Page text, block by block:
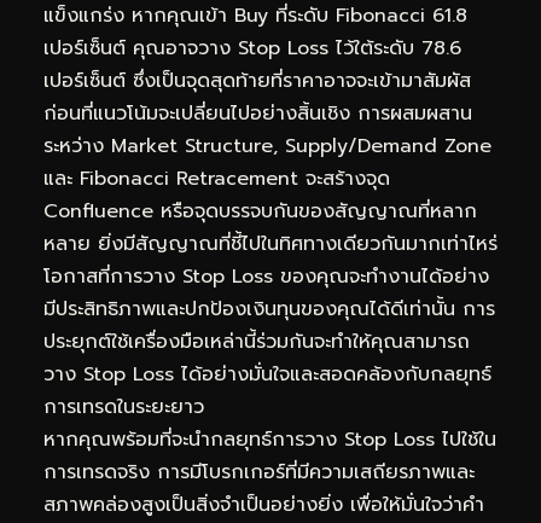
แข็งแกร่ง หากคุณเข้า Buy ที่ระดับ Fibonacci 61.8
เปอร์เซ็นต์ คุณอาจวาง Stop Loss ไว้ใต้ระดับ 78.6
เปอร์เซ็นต์ ซึ่งเป็นจุดสุดท้ายที่ราคาอาจจะเข้ามาสัมผัส
ก่อนที่แนวโน้มจะเปลี่ยนไปอย่างสิ้นเชิง การผสมผสาน
ระหว่าง Market Structure, Supply/Demand Zone
และ Fibonacci Retracement จะสร้างจุด
Confluence หรือจุดบรรจบกันของสัญญาณที่หลาก
หลาย ยิ่งมีสัญญาณที่ชี้ไปในทิศทางเดียวกันมากเท่าไหร่
โอกาสที่การวาง Stop Loss ของคุณจะทำงานได้อย่าง
มีประสิทธิภาพและปกป้องเงินทุนของคุณได้ดีเท่านั้น การ
ประยุกต์ใช้เครื่องมือเหล่านี้ร่วมกันจะทำให้คุณสามารถ
วาง Stop Loss ได้อย่างมั่นใจและสอดคล้องกับกลยุทธ์
การเทรดในระยะยาว
หากคุณพร้อมที่จะนำกลยุทธ์การวาง Stop Loss ไปใช้ใน
การเทรดจริง การมีโบรกเกอร์ที่มีความเสถียรภาพและ
สภาพคล่องสูงเป็นสิ่งจำเป็นอย่างยิ่ง เพื่อให้มั่นใจว่าคำ